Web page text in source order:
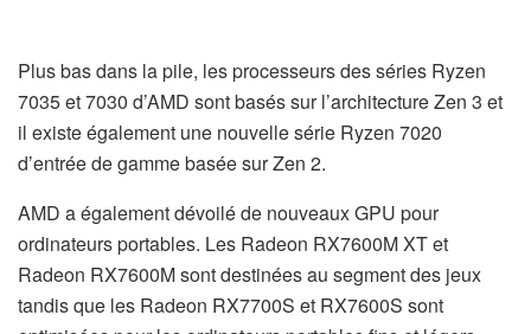
Plus bas dans la pile, les processeurs des séries Ryzen
7035 et 7030 d’AMD sont basés sur l’architecture Zen 3 et
il existe également une nouvelle série Ryzen 7020
d’entrée de gamme basée sur Zen 2.
AMD a également dévoilé de nouveaux GPU pour
ordinateurs portables. Les Radeon RX7600M XT et
Radeon RX7600M sont destinées au segment des jeux
tandis que les Radeon RX7700S et RX7600S sont